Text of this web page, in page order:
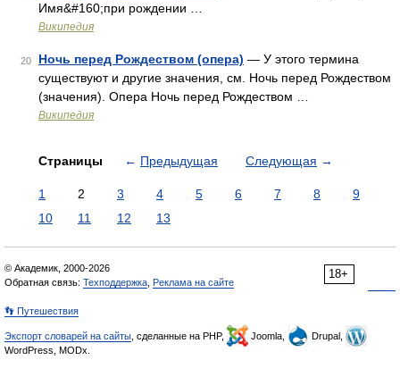
Имя&#160;при рождении …
Википедия
20 Ночь перед Рождеством (опера) — У этого термина
существуют и другие значения, см. Ночь перед Рождеством
(значения). Опера Ночь перед Рождеством …
Википедия
Страницы ← Предыдущая Следующая →
1 2 3 4 5 6 7 8
9
10
11 12 13
18+
© Академик, 2000-2026
Обратная связь: Техподдержка Реклама на сайте
👣 Путешествия
Экспорт словарей на сайты , сделанные на PHP, Joomla,
Drupal,
WordPress, MODx.